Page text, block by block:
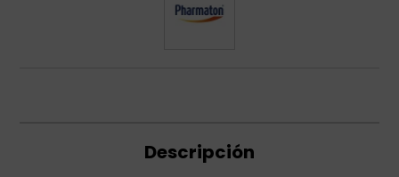
Descripción